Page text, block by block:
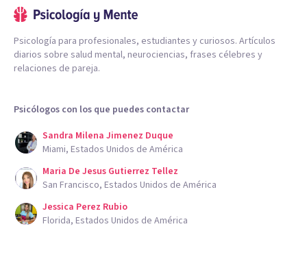
Psicología para profesionales, estudiantes y curiosos. Artículos
diarios sobre salud mental, neurociencias, frases célebres y
relaciones de pareja.
Psicólogos con los que puedes contactar
Sandra Milena Jimenez Duque
Miami, Estados Unidos de América
Maria De Jesus Gutierrez Tellez
San Francisco, Estados Unidos de América
Jessica Perez Rubio
Florida, Estados Unidos de América